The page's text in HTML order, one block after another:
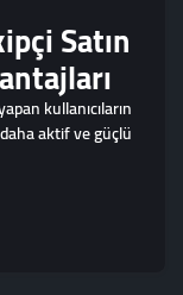
Satın
kullanıcıların
aktif ve güçlü